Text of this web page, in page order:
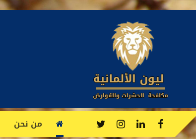
من نحن